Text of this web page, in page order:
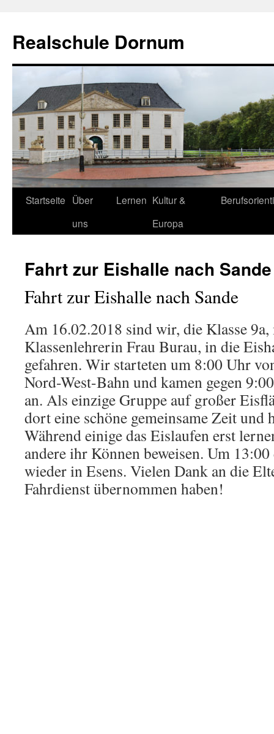
springen
Realschule Dornum
Startseite Über
uns
Lernen Kultur &
Europa
Fahrt zur Eishalle nach Sande
Fahrt zur Eishalle nach Sande
Am 16.02.2018 sind wir, die Klasse
Klassenlehrerin Frau Burau, in die
gefahren. Wir starteten um 8:00 Uhr
Nord-West-Bahn und kamen gegen
an. Als einzige Gruppe auf großer
dort eine schöne gemeinsame Zeit und
Während einige das Eislaufen erst
andere ihr Können beweisen. Um
wieder in Esens. Vielen Dank an die
Fahrdienst übernommen haben!